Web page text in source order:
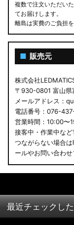
複数で注文いただい
てお届けします。
離島は実費のご負担を
■ 販売元
株式会社
〒930-0801 富山県
メールアドレス：
電話番号：076-
営業時間：10:00〜
接客中・作業中など
つながらない場合
ールやお問い合わせ
最近チェックし